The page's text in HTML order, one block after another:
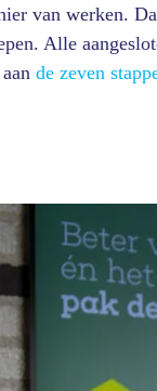
van werken.
Alle
de zeven